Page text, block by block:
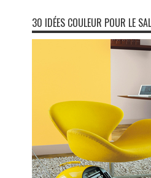
30 IDÉES COULEUR POUR LE